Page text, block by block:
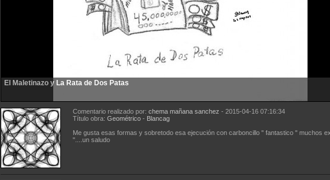
El Maletinazo y La Rata de Dos Patas
Comentario realizado por: chema mañana sanchez - 2015-04-16 07:16:34
Título obra: Geométrico- Blancag
Me gusta esas formas y sobretodo esa ejecución con carboncillo " fantastico " muchos
"....un saludo